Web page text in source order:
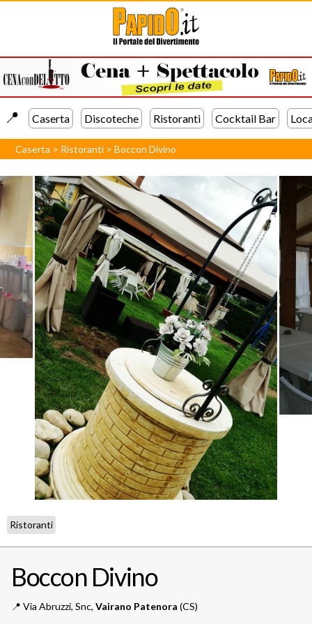
📍️ Caserta Discoteche Ristoranti Cocktail Bar
Caserta > Ristoranti >Boccon Divino
Ristoranti
Boccon Divino
📍️ Via Abruzzi, Snc, Vairano Patenora (CS)